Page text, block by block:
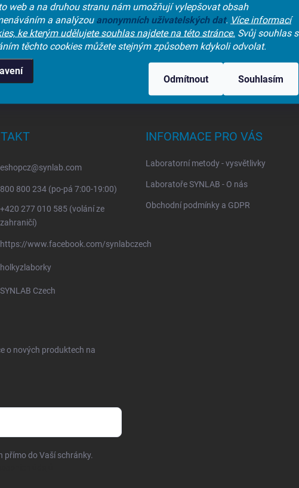
web a na druhou stranu nám umožňují vylepšovat obsah
a analýzou anonymních uživatelských dat. Více informací
ke kterým udělujete souhlas najdete na této stránce. Svůj souhlas s
těchto cookies můžete stejným způsobem kdykoli odvolat.
Odmítnout Souhlasím
eshopcz@synlab.com
800 800 234 (po-pá 7:00-19:00)
+420 277 010 585 (volání ze
zahraničí)
https://www.facebook.com/synlabczech
holkyzlaborky
SYNLAB Czech
INFORMACE PRO VÁS
Laboratorní metody - vysvětlivky
Laboratoře SYNLAB - O nás
Obchodní podmínky a GDPR
o nových produktech na
přímo do Vaší schránky.